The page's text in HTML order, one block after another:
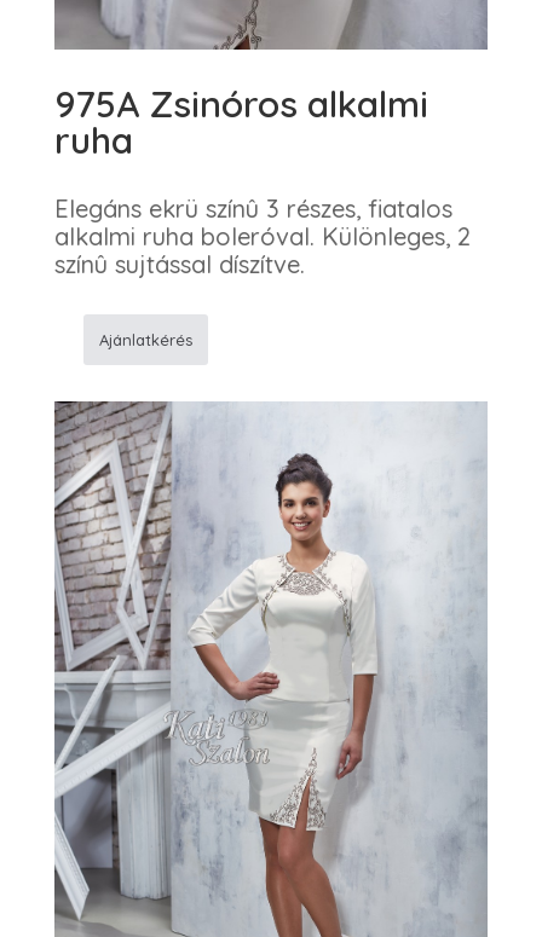
975A Zsinóros alkalmi
ruha
Elegáns ekrü színû 3 részes, fiatalos
alkalmi ruha boleróval. Különleges, 2
színû sujtással díszítve.
alkalmi
ruha
mennyiség
Ajánlatkérés